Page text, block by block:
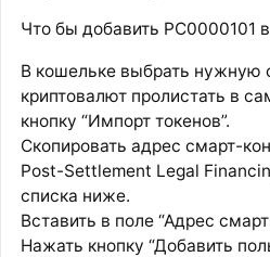
Что бы добавить PC0000101
В кошельке выбрать нужную
криптовалют пролистать в
кнопку “Импорт токенов”.
Скопировать адрес смарт-
Post-Settlement Legal
списка ниже.
Вставить в поле “Адрес
Нажать кнопку “Добавить